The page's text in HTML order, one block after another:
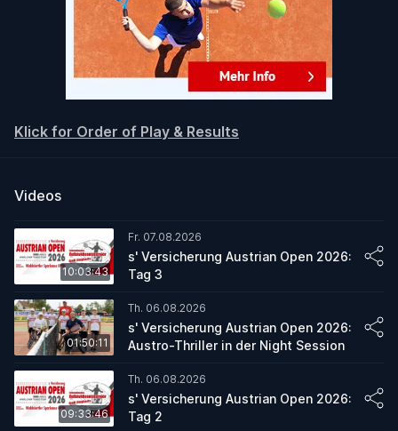
Klick for Order of Play & Results
Videos
10:03:43
Fr. 07.08.2026
s' Versicherung Austrian Open 2026:
Tag 3
01:50:11
Th. 06.08.2026
s' Versicherung Austrian Open 2026:
Austro-Thriller in der Night Session
09:33:46
Th. 06.08.2026
s' Versicherung Austrian Open 2026:
Tag 2